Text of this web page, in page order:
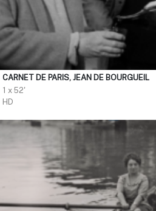
CARNET DE PARIS, JEAN DE BOURGUEIL
1 x 52'
HD